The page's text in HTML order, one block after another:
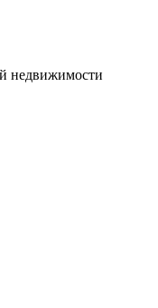
недвижимости